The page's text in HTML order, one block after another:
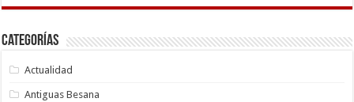
Categorías
Actualidad
Antiguas Besana